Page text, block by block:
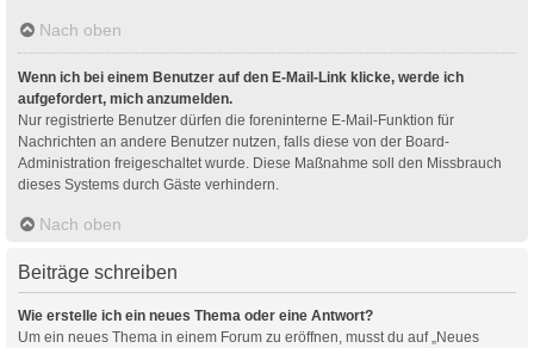
Nach oben
Wenn ich bei einem Benutzer auf den E-Mail-Link klicke, werde ich
aufgefordert, mich anzumelden.
Nur registrierte Benutzer dürfen die foreninterne E-Mail-Funktion für
Nachrichten an andere Benutzer nutzen, falls diese von der Board-
Administration freigeschaltet wurde. Diese Maßnahme soll den Missbrauch
dieses Systems durch Gäste verhindern.
Nach oben
Beiträge schreiben
Wie erstelle ich ein neues Thema oder eine Antwort?
Um ein neues Thema in einem Forum zu eröffnen, musst du auf „Neues